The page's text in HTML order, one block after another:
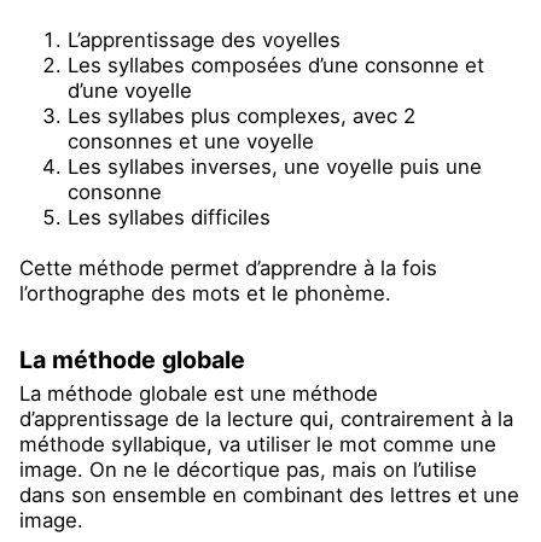
L’apprentissage des voyelles
Les syllabes composées d’une consonne et
d’une voyelle
Les syllabes plus complexes, avec 2
consonnes et une voyelle
Les syllabes inverses, une voyelle puis une
consonne
Les syllabes difficiles
Cette méthode permet d’apprendre à la fois
l’orthographe des mots et le phonème.
La méthode globale
La méthode globale est une méthode
d’apprentissage de la lecture qui, contrairement à la
méthode syllabique, va utiliser le mot comme une
image. On ne le décortique pas, mais on l’utilise
dans son ensemble en combinant des lettres et une
image.